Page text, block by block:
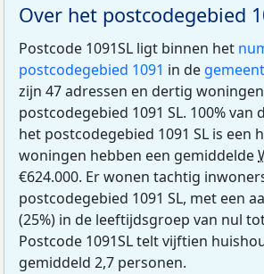
Over het postcodegebied
Postcode 1091SL ligt binnen het
postcodegebied 1091 in de
zijn 47 adressen en dertig
postcodegebied 1091 SL. 100% van
het postcodegebied 1091 SL is een
woningen hebben een gemiddelde
€624.000. Er wonen tachtig
postcodegebied 1091 SL, met een
(25%) in de leeftijdsgroep van nul
Postcode 1091SL telt vijftien
gemiddeld 2,7 personen.